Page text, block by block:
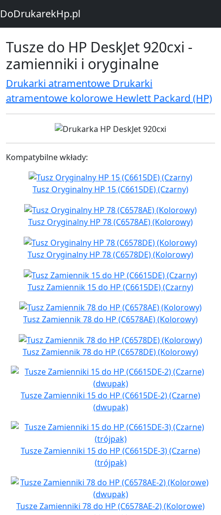
DoDrukarekHp.pl
Tusze do HP DeskJet 920cxi -
zamienniki i oryginalne
Drukarki atramentowe Drukarki
atramentowe kolorowe Hewlett Packard (HP)
Kompatybilne wkłady:
Tusz Oryginalny HP 15 (C6615DE) (Czarny)
Tusz Oryginalny HP 78 (C6578AE) (Kolorowy)
Tusz Oryginalny HP 78 (C6578DE) (Kolorowy)
Tusz Zamiennik 15 do HP (C6615DE) (Czarny)
Tusz Zamiennik 78 do HP (C6578AE) (Kolorowy)
Tusz Zamiennik 78 do HP (C6578DE) (Kolorowy)
Tusze Zamienniki 15 do HP (C6615DE-2) (Czarne)
(dwupak)
Tusze Zamienniki 15 do HP (C6615DE-3) (Czarne)
(trójpak)
Tusze Zamienniki 78 do HP (C6578AE-2) (Kolorowe)